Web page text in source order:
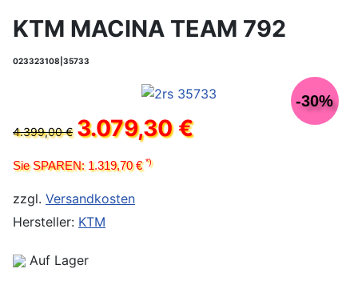
KTM MACINA TEAM 792
023323108|35733
-30%
4.399,00 € 3.079,30 €
Sie SPAREN: 1.319,70 €*)
zzgl. Versandkosten
Hersteller: KTM
Auf Lager